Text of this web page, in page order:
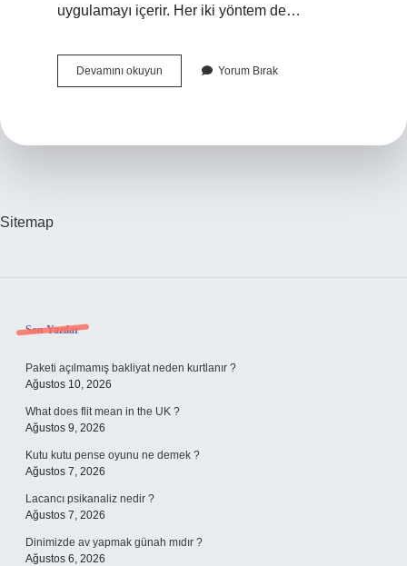
uygulamayı içerir. Her iki yöntem de…
Devamını okuyun
Ne
Yorum Bırak
Sitemap
Sidebar
Son Yazılar
Paketi açılmamış bakliyat neden kurtlanır ?
Ağustos 10, 2026
What does flit mean in the UK ?
Ağustos 9, 2026
Kutu kutu pense oyunu ne demek ?
Ağustos 7, 2026
Lacancı psikanaliz nedir ?
Ağustos 7, 2026
Dinimizde av yapmak günah mıdır ?
Ağustos 6, 2026